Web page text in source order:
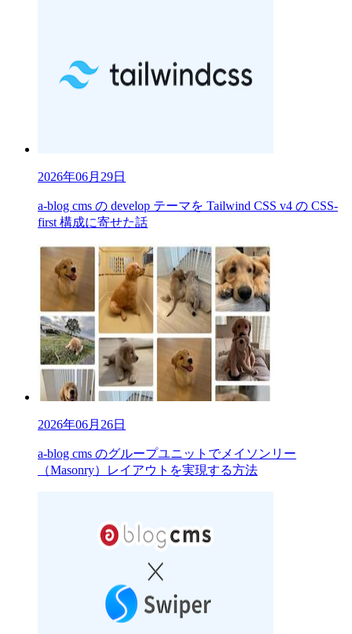
2026年06月29日
a-blog cms の develop テーマを Tailwind CSS v4 の CSS-
first 構成に寄せた話
2026年06月26日
a-blog cms のグループユニットでメイソンリー
（Masonry）レイアウトを実現する方法